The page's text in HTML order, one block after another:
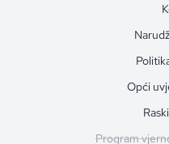
Opći
Program